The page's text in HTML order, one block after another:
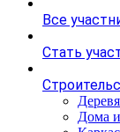
Все
Стать
Дома